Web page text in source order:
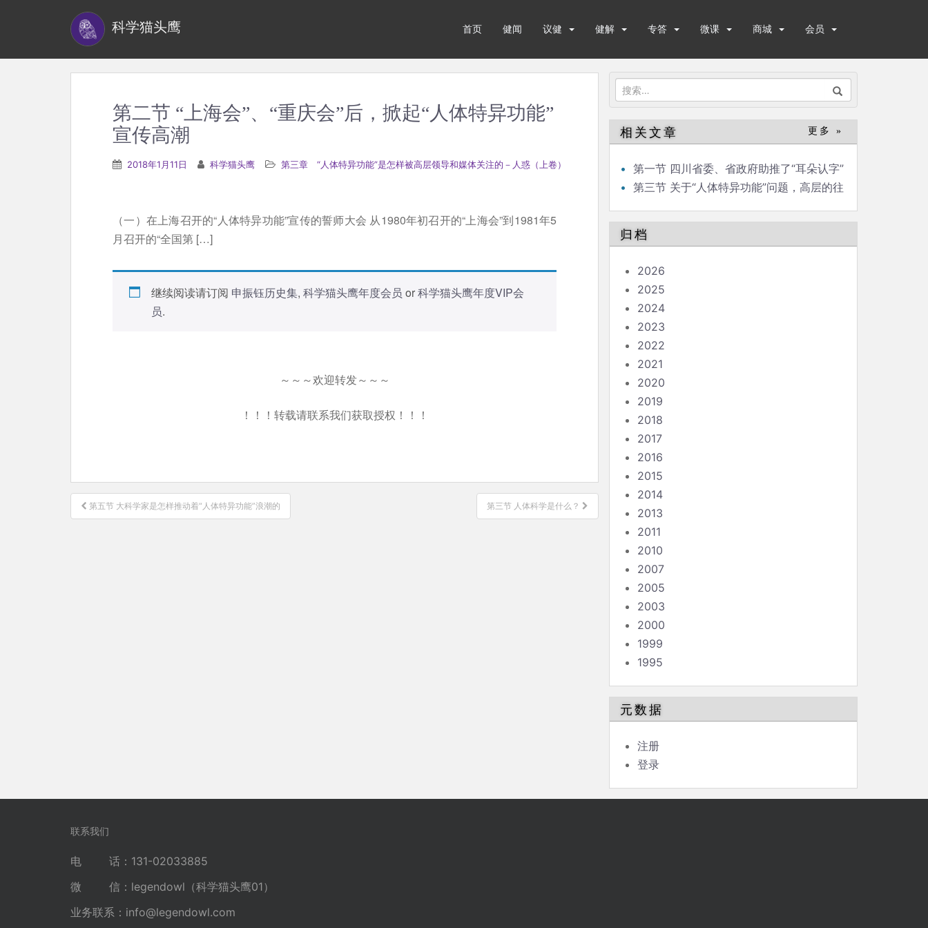
科学猫头鹰 首页 健闻 议健 健解 专答 微课 商城 会员
搜
索：
第二节 “上海会”、“重庆会”后，掀起“人体特异功能”
宣传高潮
2018年1月11日 科学猫头鹰 第三章 “人体特异功能”是怎样被高层领导和媒体关注的－人惑（上卷）
（一）在上海召开的“人体特异功能”宣传的誓师大会 从1980年初召开的“上海会”到1981年5
月召开的“全国第 […]
继续阅读请订阅 申振钰历史集, 科学猫头鹰年度会员 or科学猫头鹰年度VIP会
员.
～～～欢迎转发～～～
！！！转载请联系我们获取授权！！！
文
章
第五节 大科学家是怎样推动着“人体特异功能”浪潮的 第三节 人体科学是什么？
相关文章 更多 »
第一节 四川省委、省政府助推了“耳朵认字”
的风潮
第三节 关于“人体特异功能”问题，高层的往
归档
2026
2025
2024
2023
2022
2021
2020
2019
2018
2017
2016
2015
2014
2013
2011
2010
2007
2005
2003
2000
1999
1995
元数据
注册
登录
联系我们
电 话：131-02033885
微 信：legendowl（科学猫头鹰01）
业务联系： info@legendowl.com